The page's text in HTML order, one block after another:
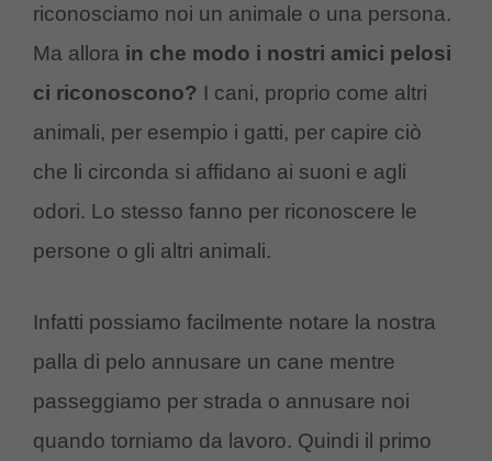
riconosciamo noi un animale o una persona.
Ma allora in che modo i nostri amici pelosi
ci riconoscono? I cani, proprio come altri
animali, per esempio i gatti, per capire ciò
che li circonda si affidano ai suoni e agli
odori. Lo stesso fanno per riconoscere le
persone o gli altri animali.
Infatti possiamo facilmente notare la nostra
palla di pelo annusare un cane mentre
passeggiamo per strada o annusare noi
quando torniamo da lavoro. Quindi il primo